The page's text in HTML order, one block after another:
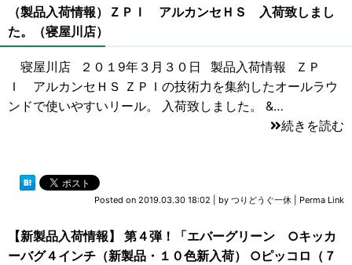
（製品入荷情報）ＺＰＩ アルカンセＨＳ 入荷致しまし
た。（寝屋川店）
寝屋川店 ２０１9年３月３０日 製品入荷情報 ＺＰ
Ｉ アルカンセＨＳ ＺＰＩの技術力を集約したオールラウ
ンドで使いやすいリール。 入荷致しました。 &…
続きを読む
Posted on 2019.03.30 18:02 by つりどうぐ一休 Perma Link
【新製品入荷情報】 第４弾！「エバーグリーン ○キッカ
ーバグ４インチ（新製品・１０色新入荷） ○ピッコロ（７